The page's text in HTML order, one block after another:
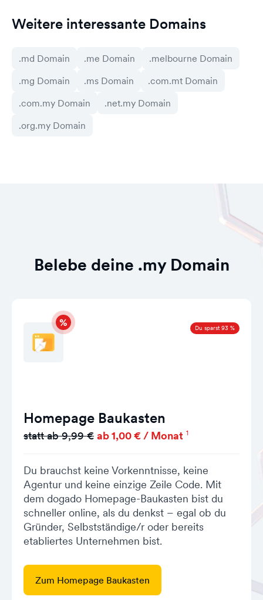
Weitere interessante Domains
.md Domain .me Domain
.melbourne Domain
.mg Domain
.ms Domain
.com.mt Domain
.com.my Domain
.net.my Domain
.org.my Domain
Belebe deine .my Domain
Du sparst 93 %
Homepage Baukasten
statt ab 9,99 € ab 1,00 € / Monat 1
Du brauchst keine Vorkenntnisse, keine
Agentur und keine einzige Zeile Code. Mit
dem dogado Homepage-Baukasten bist du
schneller online, als du denkst – egal ob du
Gründer, Selbstständige/r oder bereits
etabliertes Unternehmen bist.
Zum Homepage Baukasten